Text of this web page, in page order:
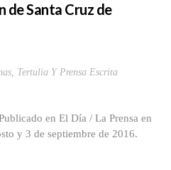
de Santa Cruz de
, Tertulia Y Prensa Escrita
en El Día / La Prensa en
y 3 de septiembre de 2016.